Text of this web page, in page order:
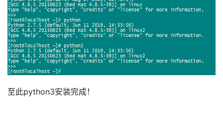
至此python3安装完成！